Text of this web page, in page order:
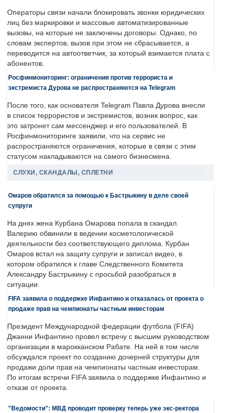
Операторы связи начали блокировать звонки юридических
лиц без маркировки и массовые автоматизированные
вызовы, на которые не заключены договоры. Однако, по
словам экспертов, вызов при этом не сбрасывается, а
переводится на автоответчик, за который взимается плата с
абонентов.
Росфинмониторинг: ограничения против террориста и
экстремиста Дурова не распространяются на Telegram
После того, как основателя Telegram Павла Дурова внесли
в список террористов и экстремистов, возник вопрос, как
это затронет сам мессенджер и его пользователей. В
Росфинмониторинге заявили, что на сервис не
распространяются ограничения, которые в связи с этим
статусом накладываются на самого бизнесмена.
СЛУХИ, СКАНДАЛЫ, СПЛЕТНИ
Омаров обратился за помощью к Бастрыкину в деле своей
супруги
На днях жена Курбана Омарова попала в скандал.
Валерию обвинили в ведении косметологической
деятельности без соответствующего диплома. Курбан
Омаров встал на защиту супруги и записал видео, в
котором обратился к главе Следственного Комитета
Александру Бастрыкину с просьбой разобраться в
ситуации.
FIFA заявила о поддержке Инфантино и отказалась от проекта о
продаже прав на чемпионаты частным инвесторам
Президент Международной федерации футбола (FIFA)
Джанни Инфантино провел встречу с высшим руководством
организации в марокканском Рабате. На ней в том числе
обсуждался проект по созданию дочерней структуры для
продажи доли прав на чемпионаты частным инвесторам.
По итогам встречи FIFA заявила о поддержке Инфантино и
отказе от проекта.
"Ведомости": МВД проводит проверку теперь уже экс-ректора